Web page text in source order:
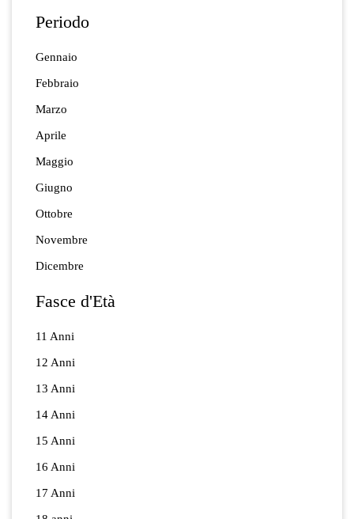
Periodo
Gennaio
Febbraio
Marzo
Aprile
Maggio
Giugno
Ottobre
Novembre
Dicembre
Fasce d'Età
11 Anni
12 Anni
13 Anni
14 Anni
15 Anni
16 Anni
17 Anni